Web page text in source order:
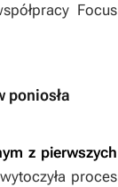
Focus
poniosła
z pierwszych
proces